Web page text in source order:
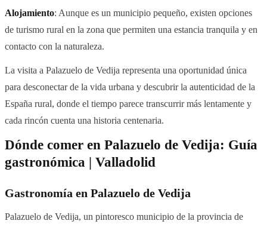
Alojamiento: Aunque es un municipio pequeño, existen opciones
de turismo rural en la zona que permiten una estancia tranquila y en
contacto con la naturaleza.
La visita a Palazuelo de Vedija representa una oportunidad única
para desconectar de la vida urbana y descubrir la autenticidad de la
España rural, donde el tiempo parece transcurrir más lentamente y
cada rincón cuenta una historia centenaria.
Dónde comer en Palazuelo de Vedija: Guía
gastronómica | Valladolid
Gastronomía en Palazuelo de Vedija
Palazuelo de Vedija, un pintoresco municipio de la provincia de